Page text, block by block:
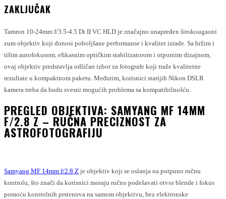
ZAKLJUČAK
Tamron 10-24mm f/3.5-4.5 Di II VC HLD je značajno unapređen širokougaoni
zum objektiv koji donosi poboljšane performanse i kvalitet izrade. Sa bržim i
tišim autofokusom, efikasnim optičkim stabilizatorom i otpornim dizajnom,
ovaj objektiv predstavlja odličan izbor za fotografe koji traže kvalitetne
rezultate u kompaktnom paketu. Međutim, korisnici starijih Nikon DSLR
kamera treba da budu svesni mogućih problema sa kompatibilnošću.
PREGLED OBJEKTIVA: SAMYANG MF 14MM
F/2.8 Z – RUČNA PRECIZNOST ZA
ASTROFOTOGRAFIJU
Samyang MF 14mm f/2.8 Z je objektiv koji se oslanja na potpuno ručnu
kontrolu, što znači da korisnici moraju ručno podešavati otvor blende i fokus
pomoću kontrolnih prstenova na samom objektivu, bez elektronske